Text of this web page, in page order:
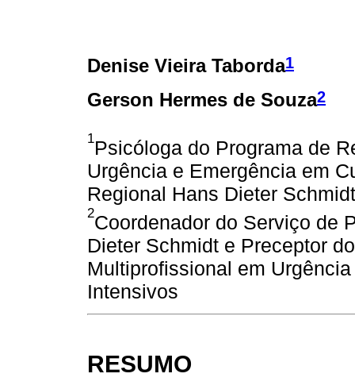
Denise Vieira Taborda1
Gerson Hermes de Souza2
1Psicóloga do Programa de
Urgência e Emergência em
Regional Hans Dieter
2Coordenador do Serviço de
Dieter Schmidt e Preceptor
Multiprofissional em
Intensivos
RESUMO